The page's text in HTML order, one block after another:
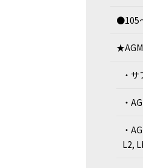
●105
★AGM
・
・
・
L2,